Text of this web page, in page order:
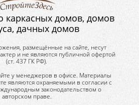
каркасных домов, домов
дачных домов
размещённые на сайте, несут
и не являются публичной офертой
(ст. 437 ГК РФ).
у менеджеров в офисе. Материалы
являются охраняемыми в согласии с
законодательством о
авторском праве.